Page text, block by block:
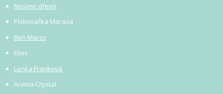
Nosíme dřevo
Pískovačka Morava
Ben Marco
Elies
Lenka Franková
Aroma Crystal